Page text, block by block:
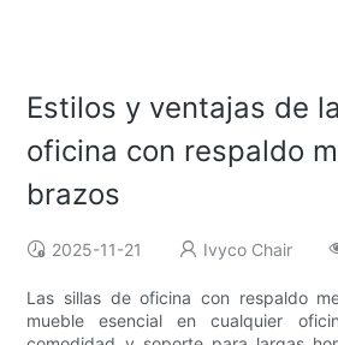
Estilos y ventajas de
oficina con respaldo
brazos
2025-11-21 Ivyco Chair
Las sillas de oficina con respaldo
mueble esencial en cualquier